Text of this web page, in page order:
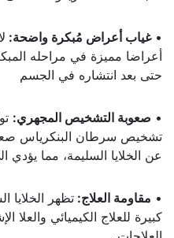
•غياب أعراض مُبكرة واضحة:
أعراضا مميزة في مراحله
حتى بعد انتشاره في الجسم
• صعوبة التشخيص المجهري:
تشخيص سرطان البنكرياس
عن الخلايا السليمة، مما يؤدي
• مقاومة العلاج: تظهر الخلايا
كبيرة للعلاج الكيميائي